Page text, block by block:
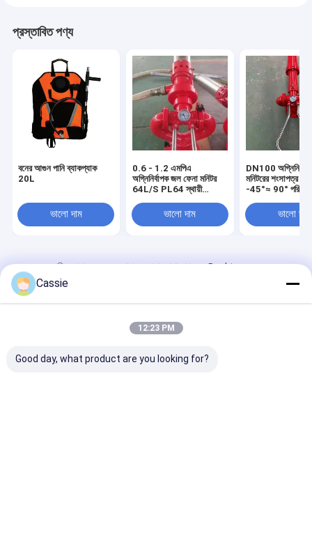
প্রস্তাবিত পণ্য
বনের আগুন পানি ব্যাকপ্যাক
20L
ভালো দাম
0.6 - 1.2 এমপিএ
অগ্নিনির্বাপক জল ফেনা মনিটর
64L/S PL64 স্থায়ী
ভালো দাম
DN100
মনিটরের শংসাপত্র
-45°≈ 90°
ভালো দাম
বাড়ি
আমাদের
আমাদের সাথে যোগাযোগ
Desktop
Shangyu Safeway Fire Fighting Equipment Co.,Ltd. All Rights
Reserved.
Cassie
12:23 PM
Good day, what product are you looking for?